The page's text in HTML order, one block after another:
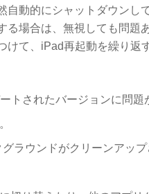
動的にシャットダウンし
場合は、無視しても問題
て、iPad再起動を繰り返
されたバージョンに問題
ラウンドがクリーンアッ